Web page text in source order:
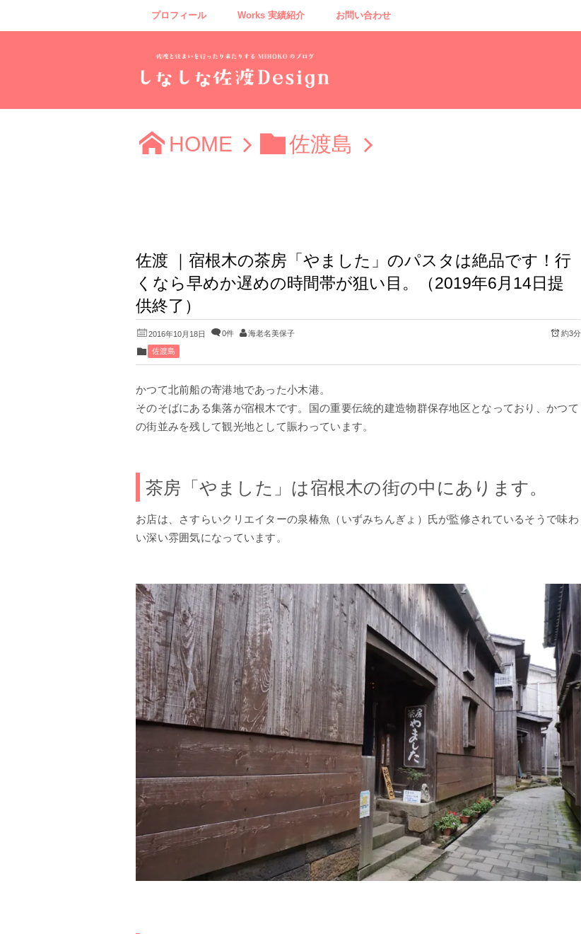
プロフィール Works 実績紹介 お問い合わせ
HOME 佐渡島
佐渡 ｜宿根木の茶房「やました」のパスタは絶品です！行
くなら早めか遅めの時間帯が狙い目。（2019年6月14日提
供終了）
2016年10月18日 0件 海老名美保子 約3分
佐渡島
かつて北前船の寄港地であった小木港。
そのそばにある集落が宿根木です。国の重要伝統的建造物群保存地区となっており、かつて
の街並みを残して観光地として賑わっています。
茶房「やました」は宿根木の街の中にあります。
お店は、さすらいクリエイターの泉椿魚（いずみちんぎょ）氏が監修されているそうで味わ
い深い雰囲気になっています。